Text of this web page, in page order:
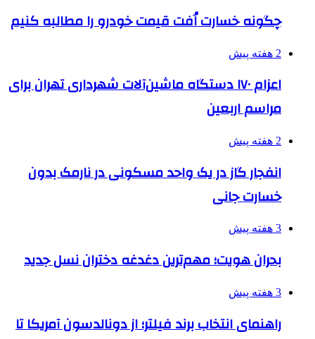
چگونه خسارت اُفت قیمت خودرو را مطالبه کنیم
2 هفته پیش
اعزام ۱۷۰ دستگاه ماشین‌آلات شهرداری تهران برای
مراسم اربعین
2 هفته پیش
انفجار گاز در یک واحد مسکونی در نارمک بدون
خسارت جانی
3 هفته پیش
بحران هویت؛ مهم‌ترین دغدغه دختران نسل جدید
3 هفته پیش
راهنمای انتخاب برند فیلتر؛ از دونالدسون آمریکا تا